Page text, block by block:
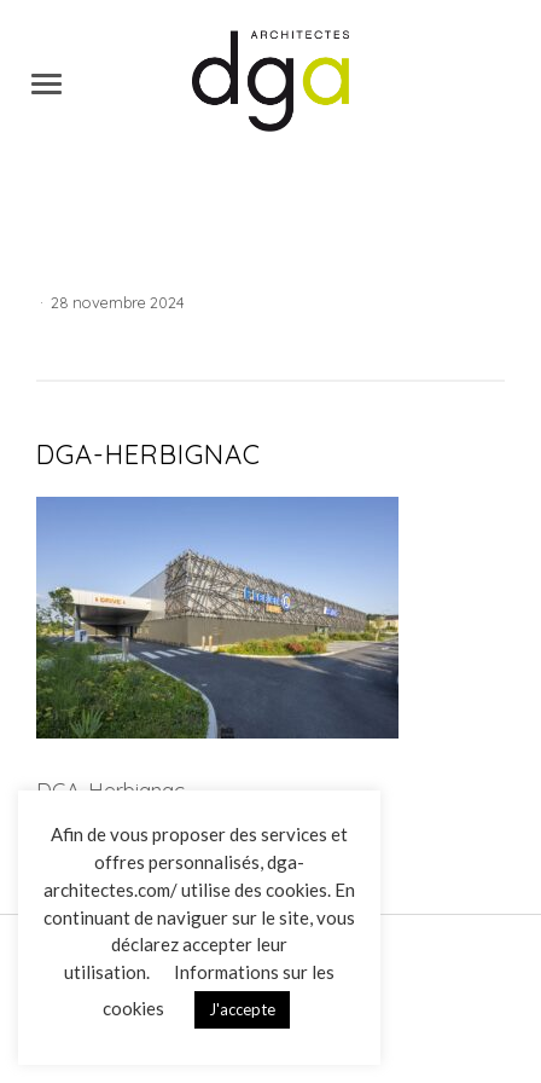
L’AGENCE
RÉALISATIONS
ACTUALITÉS
CONTACT
· 28 novembre 2024
DGA-HERBIGNAC
DGA-Herbignac
Afin de vous proposer des services et
offres personnalisés, dga-
architectes.com/ utilise des cookies. En
continuant de naviguer sur le site, vous
déclarez accepter leur
utilisation.
Informations sur les
cookies
J'accepte